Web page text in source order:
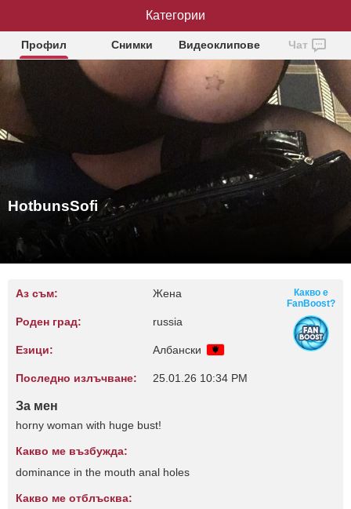
HotbunsSofi
Профил Снимки Видеоклипове Чат
HotbunsSofi
Аз съм: Жена
Роден град: russia
Езици: Албански
Последно излъчване: 25.01.26 10:34 PM
Какво е
FanBoost?
За мен
horny woman with huge bust!
Какво ме възбужда:
dominance in the mouth anal holes
Какво ме отблъсква:
Категории